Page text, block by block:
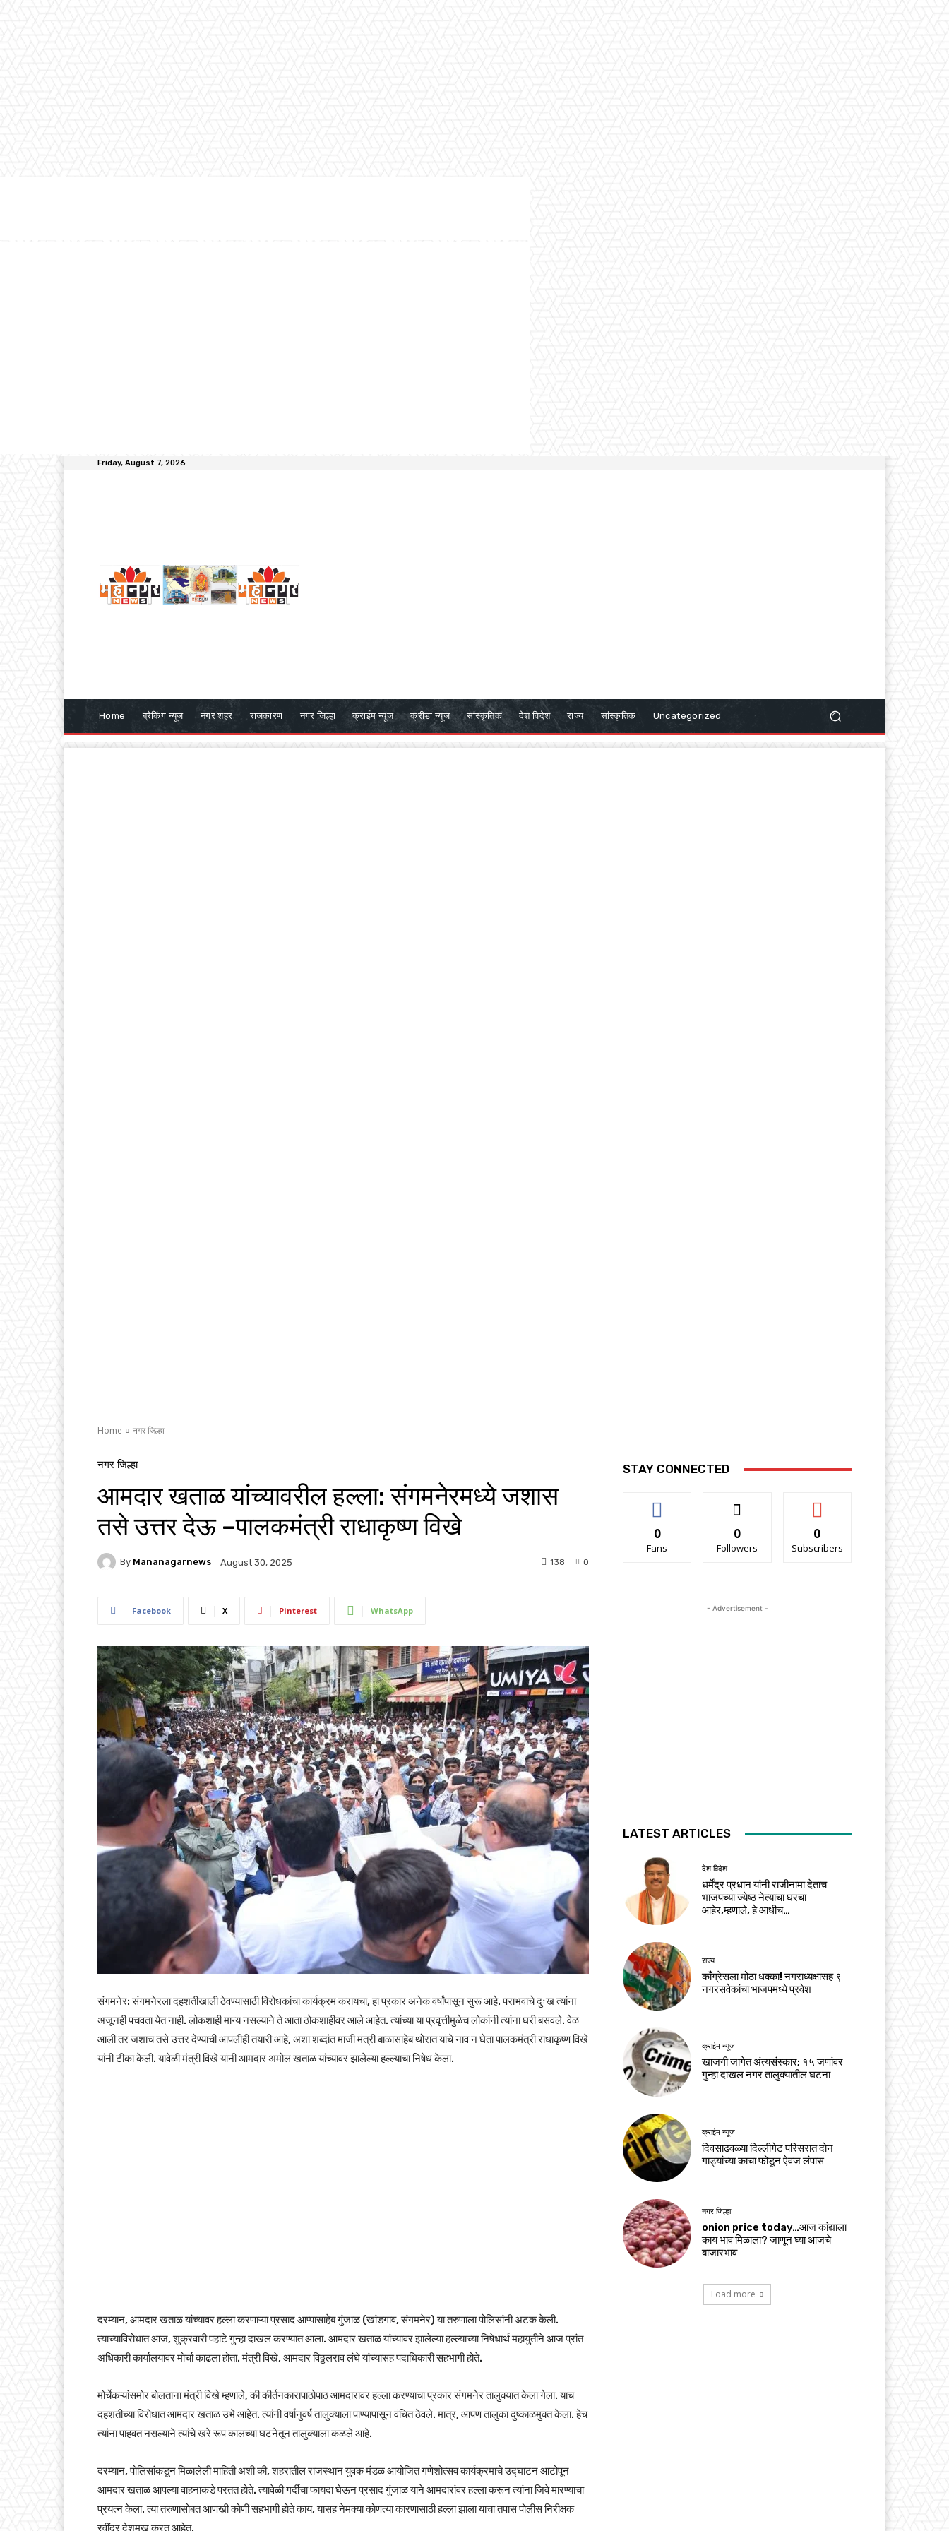
Friday, August 7, 2026
Home ब्रेकिंग न्यूज नगर शहर राजकारण नगर जिल्हा क्राईम न्यूज क्रीडा न्यूज सांस्कृतिक देश विदेश राज्य सांस्कृतिक Uncategorized
Home नगर जिल्हा
नगर जिल्हा
आमदार खताळ यांच्यावरील हल्ला: संगमनेरमध्ये जशास
तसे उत्तर देऊ –पालकमंत्री राधाकृष्ण विखे
By Mananagarnews August 30, 2025 0
138
Facebook X Pinterest WhatsApp
संगमनेर: संगमनेरला दहशतीखाली ठेवण्यासाठी विरोधकांचा कार्यक्रम करायचा, हा प्रकार अनेक वर्षांपासून सुरू आहे. पराभवाचे दुःख त्यांना
अजूनही पचवता येत नाही. लोकशाही मान्य नसल्याने ते आता ठोकशाहीवर आले आहेत. त्यांच्या या प्रवृत्तीमुळेच लोकांनी त्यांना घरी बसवले. वेळ
आली तर जशाच तसे उत्तर देण्याची आपलीही तयारी आहे, अशा शब्दांत माजी मंत्री बाळासाहेब थोरात यांचे नाव न घेता पालकमंत्री राधाकृष्ण विखे
यांनी टीका केली. यावेळी मंत्री विखे यांनी आमदार अमोल खताळ यांच्यावर झालेल्या हल्ल्याचा निषेध केला.
दरम्यान, आमदार खताळ यांच्यावर हल्ला करणाऱ्या प्रसाद आप्पासाहेब गुंजाळ (खांडगाव, संगमनेर) या तरुणाला पोलिसांनी अटक केली.
त्याच्याविरोधात आज, शुक्रवारी पहाटे गुन्हा दाखल करण्यात आला. आमदार खताळ यांच्यावर झालेल्या हल्ल्याच्या निषेधार्थ महायुतीने आज प्रांत
अधिकारी कार्यालयावर मोर्चा काढला होता. मंत्री विखे, आमदार विठ्ठलराव लंघे यांच्यासह पदाधिकारी सहभागी होते.
मोर्चेकऱ्यांसमोर बोलताना मंत्री विखे म्हणाले, की कीर्तनकारापाठोपाठ आमदारावर हल्ला करण्याचा प्रकार संगमनेर तालुक्यात केला गेला. याच
दहशतीच्या विरोधात आमदार खताळ उभे आहेत. त्यांनी वर्षानुवर्ष तालुक्याला पाण्यापासून वंचित ठेवले. मात्र, आपण तालुका दुष्काळमुक्त केला. हेच
त्यांना पाहवत नसल्याने त्यांचे खरे रूप कालच्या घटनेतून तालुक्याला कळले आहे.
दरम्यान, पोलिसांकडून मिळालेली माहिती अशी की, शहरातील राजस्थान युवक मंडळ आयोजित गणेशोत्सव कार्यक्रमाचे उद्घाटन आटोपून
आमदार खताळ आपल्या वाहनाकडे परतत होते. त्यावेळी गर्दीचा फायदा घेऊन प्रसाद गुंजाळ याने आमदारांवर हल्ला करून त्यांना जिवे मारण्याचा
प्रयत्न केला. त्या तरुणासोबत आणखी कोणी सहभागी होते काय, यासह नेमक्या कोणत्या कारणासाठी हल्ला झाला याचा तपास पोलीस निरीक्षक
रवींद्र देशमुख करत आहेत.
STAY CONNECTED
0
Fans
0
Followers
0
Subscribers
- Advertisement -
LATEST ARTICLES
देश विदेश
धर्मेंद्र प्रधान यांनी राजीनामा देताच
भाजपच्या ज्येष्ठ नेत्याचा घरचा
आहेर,म्हणाले, हे आधीच…
राज्य
काँग्रेसला मोठा धक्का! नगराध्यक्षासह ९
नगरसवेकांचा भाजपमध्ये प्रवेश
क्राईम न्यूज
खाजगी जागेत अंत्यसंस्कार; १५ जणांवर
गुन्हा दाखल नगर तालुक्यातील घटना
क्राईम न्यूज
दिवसाढवळ्या दिल्लीगेट परिसरात दोन
गाड्यांच्या काचा फोडून ऐवज लंपास
नगर जिल्हा
onion price today…आज कांद्याला
काय भाव मिळाला? जाणून घ्या आजचे
बाजारभाव
Load more